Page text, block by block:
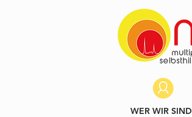
WER WIR SIND